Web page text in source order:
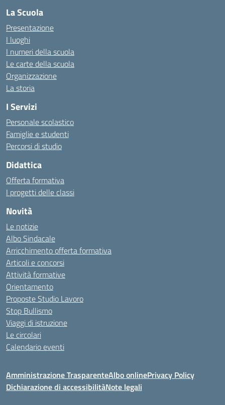
La Scuola
Presentazione
I luoghi
I numeri della scuola
Le carte della scuola
Organizzazione
La storia
I Servizi
Personale scolastico
Famiglie e studenti
Percorsi di studio
Didattica
Offerta formativa
I progetti delle classi
Novità
Le notizie
Albo Sindacale
Arricchimento offerta formativa
Articoli e concorsi
Attività formative
Orientamento
Proposte Studio Lavoro
Stop Bullismo
Viaggi di istruzione
Le circolari
Calendario eventi
Amministrazione TrasparenteAlbo onlinePrivacy Policy
Dichiarazione di accessibilitàNote legali